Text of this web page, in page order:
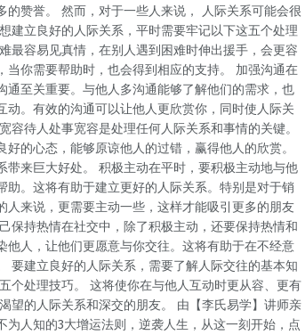
的赞誉。 然而，对于一些人来说， 人际关系可能会很
建立良好的人际关系，平时需要牢记以下这五个处理
最容易见真情，在别人遇到困难时伸出援手，会更容
当你需要帮助时，也会得到相应的支持。 加强沟通在
通至关重要。与他人多沟通能够了解他们的需求，也
动。有效的沟通可以让他人更欣赏你，同时使人际关
容待人处事宽容是处理任何人际关系和事情的关键。
好的心态，能够原谅他人的过错，赢得他人的欣赏。
带来巨大好处。 积极主动在平时，要积极主动地与他
助。这将有助于建立更好的人际关系。特别是对于销
人来说，更需要主动一些，这样才能吸引更多的朋友
保持热情在社交中，除了积极主动，还要保持热情和
他人，让他们更愿意与你交往。这将有助于在不经意
要建立良好的人际关系，需要了解人际交往的基本知
个处理技巧。 这将使你在与他人互动时更从容、更有
望的人际关系和深交的朋友。 由【李氏易学】讲师亲
为人知的3大增运法则，逆袭人生，从这一刻开始，点